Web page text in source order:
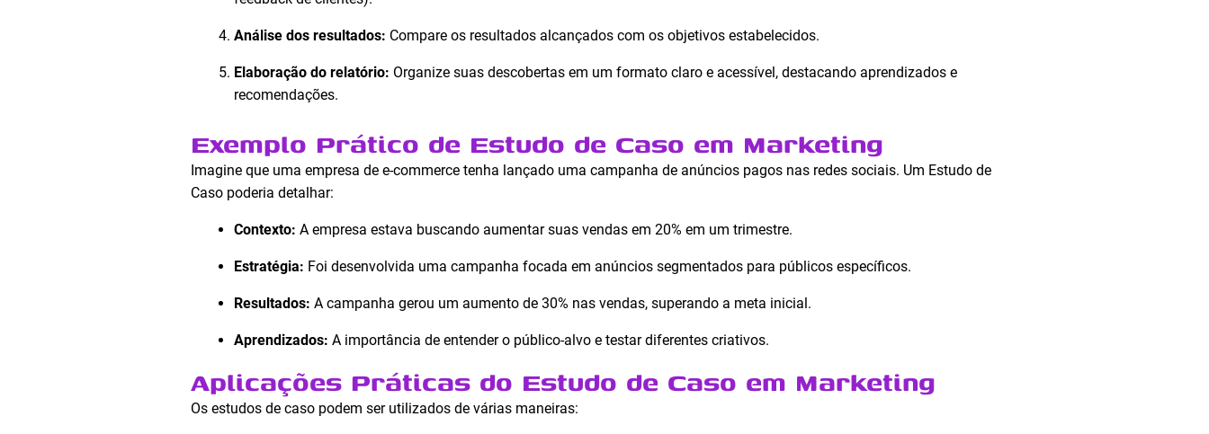
Análise dos resultados: Compare os resultados alcançados com os objetivos estabelecidos.
Elaboração do relatório: Organize suas descobertas em um formato claro e acessível, destacando aprendizados e
recomendações.
Exemplo Prático de Estudo de Caso em Marketing
Imagine que uma empresa de e-commerce tenha lançado uma campanha de anúncios pagos nas redes sociais. Um Estudo de
Caso poderia detalhar:
Contexto: A empresa estava buscando aumentar suas vendas em 20% em um trimestre.
Estratégia: Foi desenvolvida uma campanha focada em anúncios segmentados para públicos específicos.
Resultados: A campanha gerou um aumento de 30% nas vendas, superando a meta inicial.
Aprendizados: A importância de entender o público-alvo e testar diferentes criativos.
Aplicações Práticas do Estudo de Caso em Marketing
Os estudos de caso podem ser utilizados de várias maneiras: